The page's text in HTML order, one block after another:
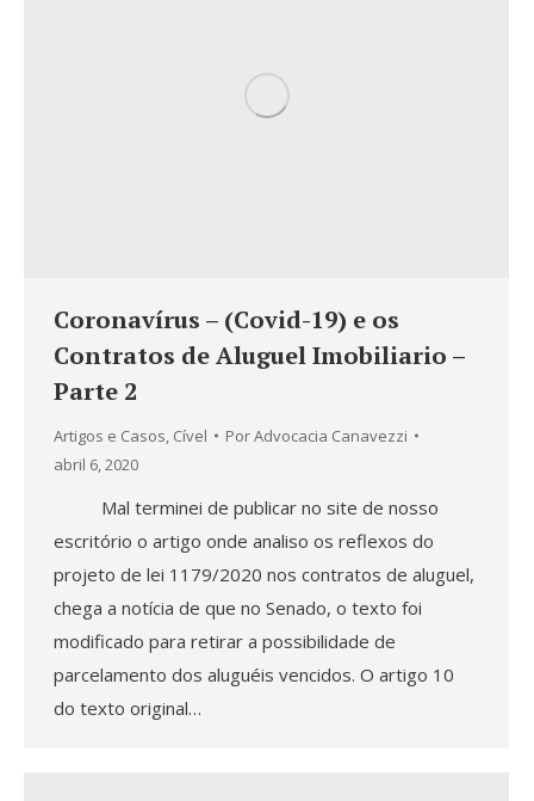
Coronavírus – (Covid-19) e os
Contratos de Aluguel Imobiliario –
Parte 2
Artigos e Casos, Cível PorAdvocacia Canavezzi
abril 6, 2020
Mal terminei de publicar no site de nosso
escritório o artigo onde analiso os reflexos do
projeto de lei 1179/2020 nos contratos de aluguel,
chega a notícia de que no Senado, o texto foi
modificado para retirar a possibilidade de
parcelamento dos aluguéis vencidos. O artigo 10
do texto original…